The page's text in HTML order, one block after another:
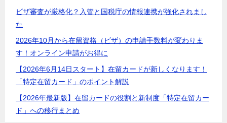
ビザ審査が厳格化？入管と国税庁の情報連携が強化されまし
た
2026年10月から在留資格（ビザ）の申請手数料が変わりま
す！オンライン申請がお得に
【2026年6月14日スタート】在留カードが新しくなります！
「特定在留カード」のポイント解説
【2026年最新版】在留カードの役割と新制度「特定在留カー
ド」への移行まとめ